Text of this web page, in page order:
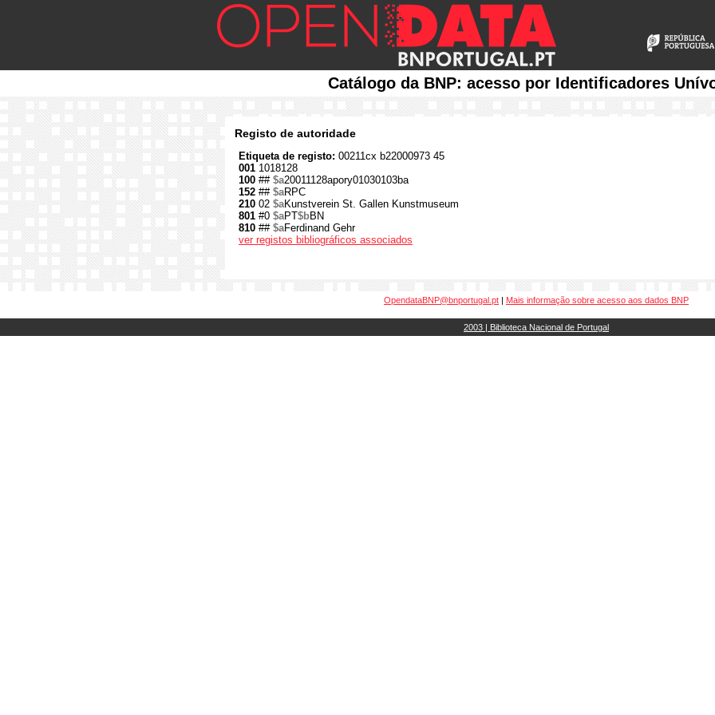
Catálogo da BNP: acesso por Identificadores
Registo de autoridade
Etiqueta de registo: 00211cx b22000973 45
001 1018128
100 ## $a20011128apory01030103ba
152 ## $aRPC
210 02 $aKunstverein St. Gallen Kunstmuseum
801 #0 $aPT$bBN
810 ## $aFerdinand Gehr
ver registos bibliográficos associados
OpendataBNP@bnportugal.pt | Mais informação sobre acesso aos dados BNP
2003 | Biblioteca Nacional de Portugal